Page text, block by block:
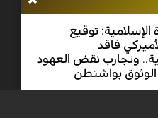
الإسلامية: توقيع
فاقد
وتجارب نقض العهود
بواشنطن
Nilesat 11900 V | Badr